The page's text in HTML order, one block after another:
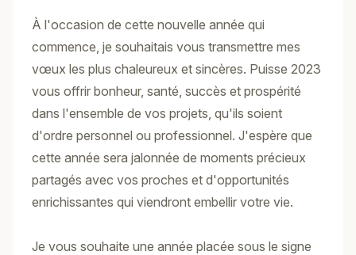
À l'occasion de cette nouvelle année qui
commence, je souhaitais vous transmettre mes
vœux les plus chaleureux et sincères. Puisse 2023
vous offrir bonheur, santé, succès et prospérité
dans l'ensemble de vos projets, qu'ils soient
d'ordre personnel ou professionnel. J'espère que
cette année sera jalonnée de moments précieux
partagés avec vos proches et d'opportunités
enrichissantes qui viendront embellir votre vie.
Je vous souhaite une année placée sous le signe